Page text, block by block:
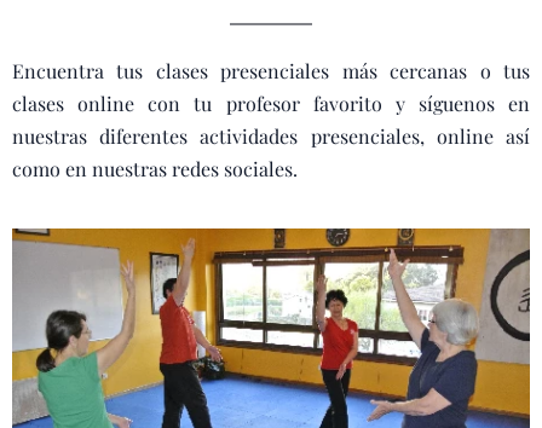
Encuentra tus clases presenciales más cercanas o tus
clases online con tu profesor favorito y síguenos en
nuestras diferentes actividades presenciales, online así
como en nuestras redes sociales.